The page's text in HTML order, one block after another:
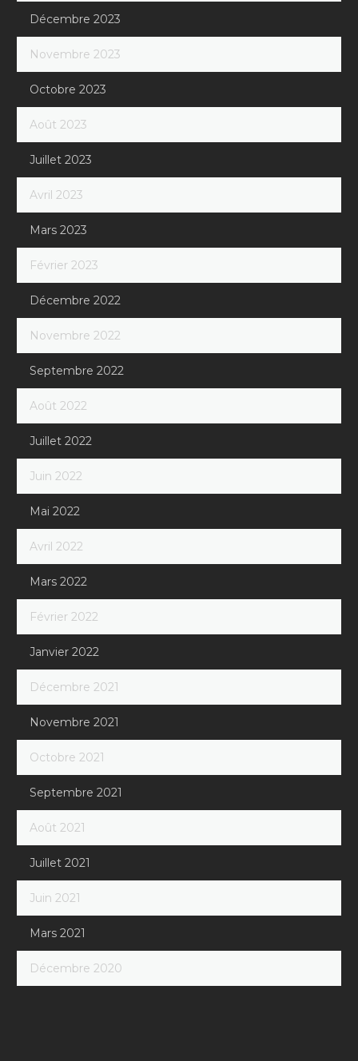
Décembre 2023
Novembre 2023
Octobre 2023
Août 2023
Juillet 2023
Avril 2023
Mars 2023
Février 2023
Décembre 2022
Novembre 2022
Septembre 2022
Août 2022
Juillet 2022
Juin 2022
Mai 2022
Avril 2022
Mars 2022
Février 2022
Janvier 2022
Décembre 2021
Novembre 2021
Octobre 2021
Septembre 2021
Août 2021
Juillet 2021
Juin 2021
Mars 2021
Décembre 2020